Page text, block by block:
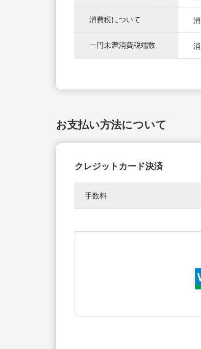
消費税について
一円未満消費税端数
お支払い方法について
クレジットカード決済
手数料